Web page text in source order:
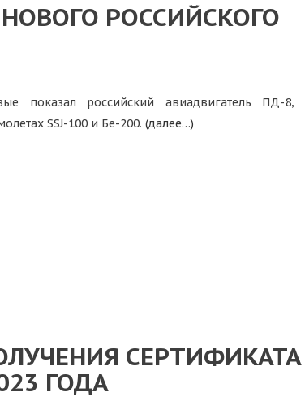
РОССИЙСКОГО
показал российский авиадвигатель ПД-8,
SSJ-100 и Бе-200. (далее…)
ГОДА